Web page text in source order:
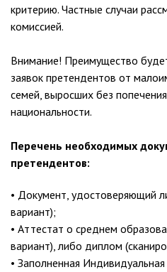
критерию. Частные случаи
комиссией.
Внимание! Преимущество
заявок претендентов от
семей, выросших без
национальности.
Перечень необходимых
претендентов:
• Документ, удостоверяющий
вариант);
• Аттестат о среднем
вариант), либо диплом
• Заполненная Индивидуальная